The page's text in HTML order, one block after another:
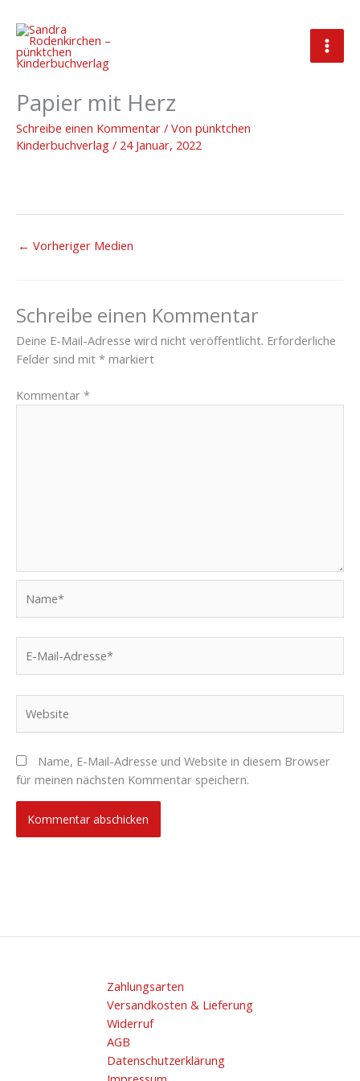
Inhalt
springen
2022_01_24_Hintergrund
Papier mit Herz
Schreibe einen Kommentar / Von pünktchen
Kinderbuchverlag / 24 Januar, 2022
← Vorheriger Medien
Schreibe einen Kommentar
Deine E-Mail-Adresse wird nicht veröffentlicht. Erforderliche
Felder sind mit * markiert
Kommentar *
Mail-
Name, E-Mail-Adresse und Website in diesem Browser
für meinen nächsten Kommentar speichern.
Zahlungsarten
Versandkosten & Lieferung
Widerruf
AGB
Datenschutzerklärung